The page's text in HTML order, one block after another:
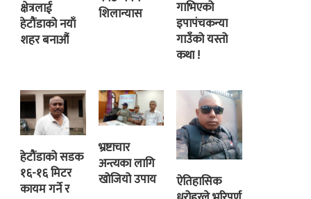
क्षेत्रलाई
हेटौंडाको नयाँ
शहर बनाऔं
शिलान्यास
गाभिएको
इपापंचकन्या
गाउँको यस्तो
कथा !
हेटौंडाको सडक
१६-१६ मिटर
कायम गर्ने र
भ्रष्टाचार
अन्त्यका लागि
खोजियो उपाय
ऐतिहासिक